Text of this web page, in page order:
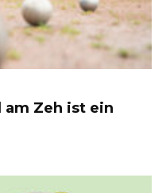
am Zeh ist ein